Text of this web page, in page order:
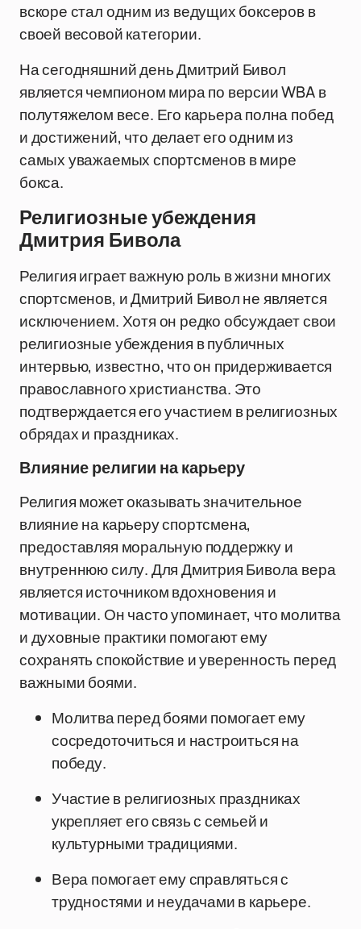
вскоре стал одним из ведущих боксеров в
своей весовой категории.
На сегодняшний день Дмитрий Бивол
является чемпионом мира по версии WBA в
полутяжелом весе. Его карьера полна побед
и достижений, что делает его одним из
самых уважаемых спортсменов в мире
бокса.
Религиозные убеждения
Дмитрия Бивола
Религия играет важную роль в жизни многих
спортсменов, и Дмитрий Бивол не является
исключением. Хотя он редко обсуждает свои
религиозные убеждения в публичных
интервью, известно, что он придерживается
православного христианства. Это
подтверждается его участием в религиозных
обрядах и праздниках.
Влияние религии на карьеру
Религия может оказывать значительное
влияние на карьеру спортсмена,
предоставляя моральную поддержку и
внутреннюю силу. Для Дмитрия Бивола вера
является источником вдохновения и
мотивации. Он часто упоминает, что молитва
и духовные практики помогают ему
сохранять спокойствие и уверенность перед
важными боями.
Молитва перед боями помогает ему
сосредоточиться и настроиться на
победу.
Участие в религиозных праздниках
укрепляет его связь с семьей и
культурными традициями.
Вера помогает ему справляться с
трудностями и неудачами в карьере.